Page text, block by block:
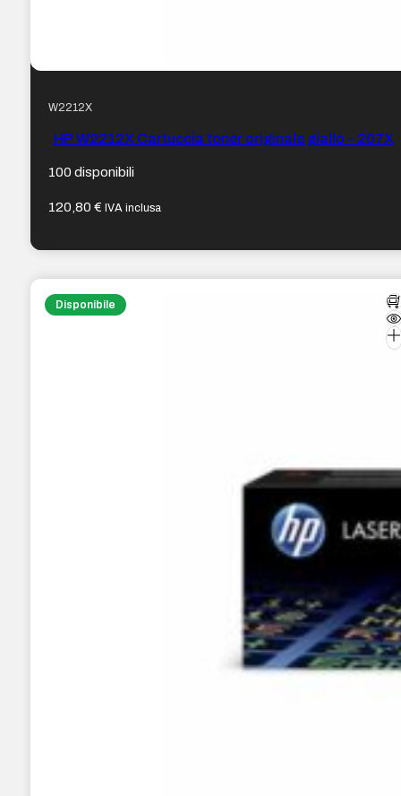
W2212X
HP W2212X Cartuccia toner originale giallo – 207X
100 disponibili
120,80€ IVA inclusa
Disponibile